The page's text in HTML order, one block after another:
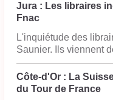
Jura : Les libraires
Fnac
L'inquiétude des
Saunier. Ils viennent
Côte-d'Or : La
du Tour de France